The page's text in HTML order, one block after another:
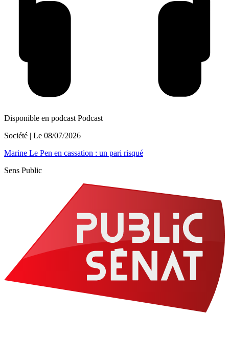
Disponible en podcast Podcast
Société | Le 08/07/2026
Marine Le Pen en cassation : un pari risqué
Sens Public